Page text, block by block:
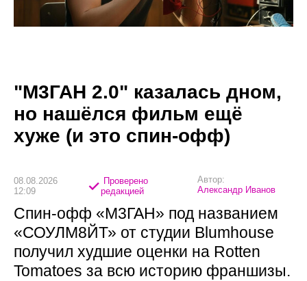
"М3ГАН 2.0" казалась дном,
но нашёлся фильм ещё
хуже (и это спин-офф)
08.08.2026
12:09
Проверено
редакцией
Автор:
Александр Иванов
Спин-офф «М3ГАН» под названием
«СОУЛМ8ЙТ» от студии Blumhouse
получил худшие оценки на Rotten
Tomatoes за всю историю франшизы.